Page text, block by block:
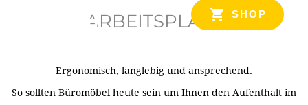
SHOP
ARBEITSPLATZ
Ergonomisch, langlebig und ansprechend.
So sollten Büromöbel heute sein um Ihnen den Aufenthalt im